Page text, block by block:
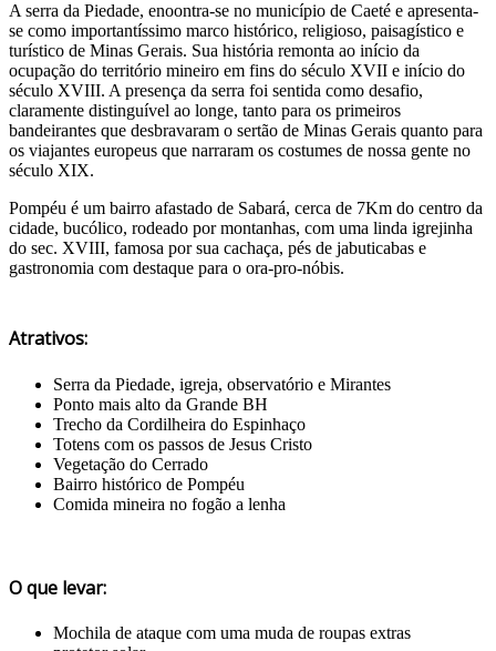
A serra da Piedade, enoontra-se no município de Caeté e apresenta-
se como importantíssimo marco histórico, religioso, paisagístico e
turístico de Minas Gerais. Sua história remonta ao início da
ocupação do território mineiro em fins do século XVII e início do
século XVIII. A presença da serra foi sentida como desafio,
claramente distinguível ao longe, tanto para os primeiros
bandeirantes que desbravaram o sertão de Minas Gerais quanto para
os viajantes europeus que narraram os costumes de nossa gente no
século XIX.
Pompéu é um bairro afastado de Sabará, cerca de 7Km do centro da
cidade, bucólico, rodeado por montanhas, com uma linda igrejinha
do sec. XVIII, famosa por sua cachaça, pés de jabuticabas e
gastronomia com destaque para o ora-pro-nóbis.
Atrativos:
Serra da Piedade, igreja, observatório e Mirantes
Ponto mais alto da Grande BH
Trecho da Cordilheira do Espinhaço
Totens com os passos de Jesus Cristo
Vegetação do Cerrado
Bairro histórico de Pompéu
Comida mineira no fogão a lenha
O que levar:
Mochila de ataque com uma muda de roupas extras